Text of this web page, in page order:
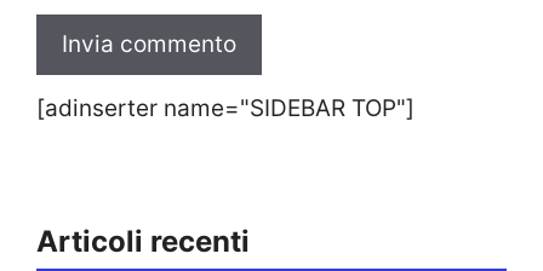
[adinserter name="SIDEBAR TOP"]
Articoli recenti